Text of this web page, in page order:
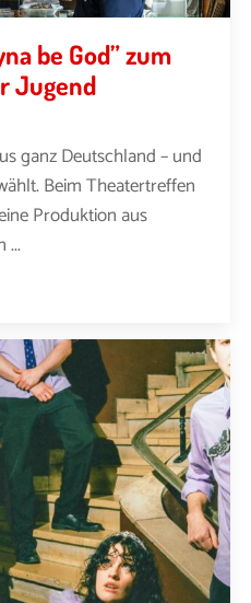
be God” zum
Jugend
ganz Deutschland – und
Beim Theatertreffen
Produktion aus
...